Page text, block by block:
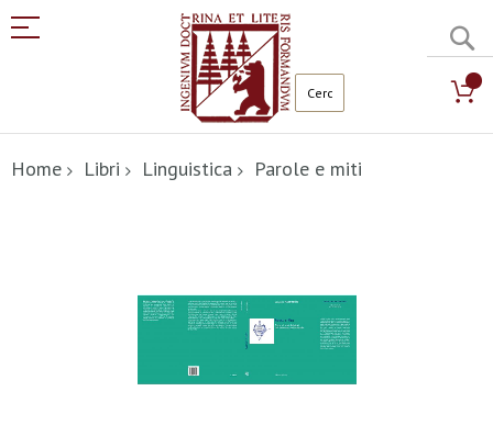
al
contenuto
Home Libri Linguistica Parole e miti